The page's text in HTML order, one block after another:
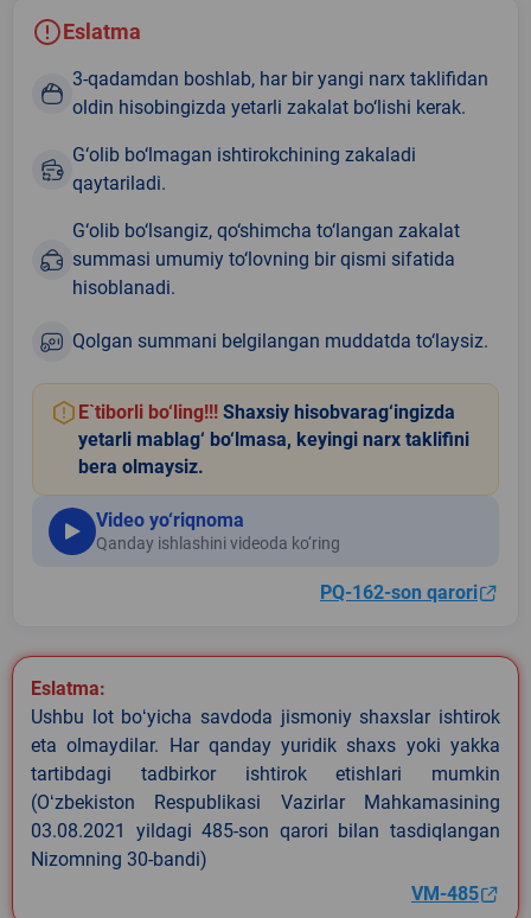
Eslatma
3-qadamdan boshlab, har bir yangi narx taklifidan
oldin hisobingizda yetarli zakalat bo‘lishi kerak.
G‘olib bo‘lmagan ishtirokchining zakaladi
qaytariladi.
G‘olib bo‘lsangiz, qo‘shimcha to‘langan zakalat
summasi umumiy to‘lovning bir qismi sifatida
hisoblanadi.
Qolgan summani belgilangan muddatda to‘laysiz.
E`tiborli bo‘ling!!! Shaxsiy hisobvarag‘ingizda
yetarli mablag‘ bo‘lmasa, keyingi narx taklifini
bera olmaysiz.
Video yo‘riqnoma
Qanday ishlashini videoda ko‘ring
PQ-162-son qarori
Eslatma:
Ushbu lot boʻyicha savdoda jismoniy shaxslar ishtirok
eta olmaydilar. Har qanday yuridik shaxs yoki yakka
tartibdagi tadbirkor ishtirok etishlari mumkin
(Oʻzbekiston Respublikasi Vazirlar Mahkamasining
03.08.2021 yildagi 485-son qarori bilan tasdiqlangan
Nizomning 30-bandi)
VM-485